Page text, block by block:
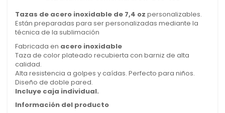
Tazas de acero inoxidable de 7,4 oz personalizables.
Están preparadas para ser personalizadas mediante la
técnica de la sublimación
Fabricada en acero inoxidable
Taza de color plateado recubierta con barniz de alta
calidad.
Alta resistencia a golpes y caídas. Perfecto para niños.
Diseño de doble pared.
Incluye caja individual.
Información del producto